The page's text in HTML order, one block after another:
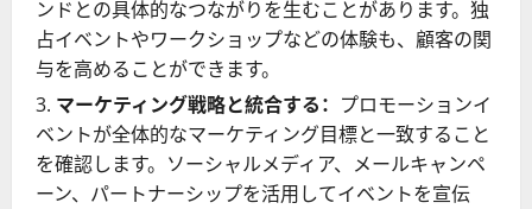
ンドとの具体的なつながりを生むことがあります。独
占イベントやワークショップなどの体験も、顧客の関
与を高めることができます。
マーケティング戦略と統合する： プロモーションイ
ベントが全体的なマーケティング目標と一致すること
を確認します。ソーシャルメディア、メールキャンペ
ーン、パートナーシップを活用してイベントを宣伝